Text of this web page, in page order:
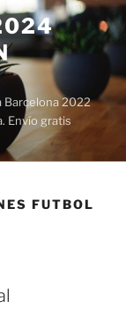
Barcelona 2022
Envío gratis
FUTBOL